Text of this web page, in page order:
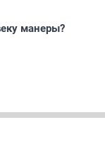
манеры?